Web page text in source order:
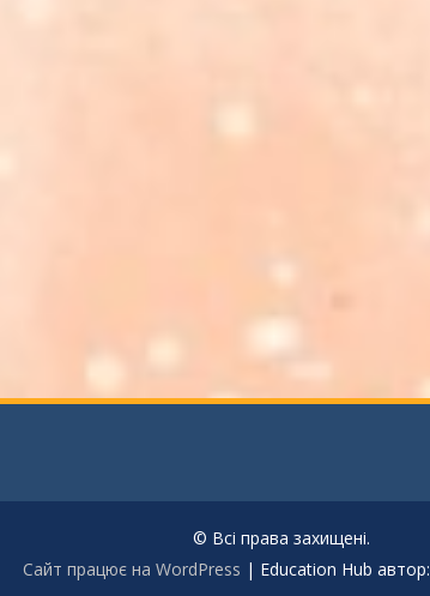
© Всі права захищені.
Сайт працює на WordPress | Education Hub автор: